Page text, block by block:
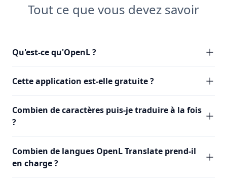
Tout ce que vous devez savoir
Qu'est-ce qu'OpenL ?
Cette application est-elle gratuite ?
Combien de caractères puis-je traduire à la fois
?
Combien de langues OpenL Translate prend-il
en charge ?